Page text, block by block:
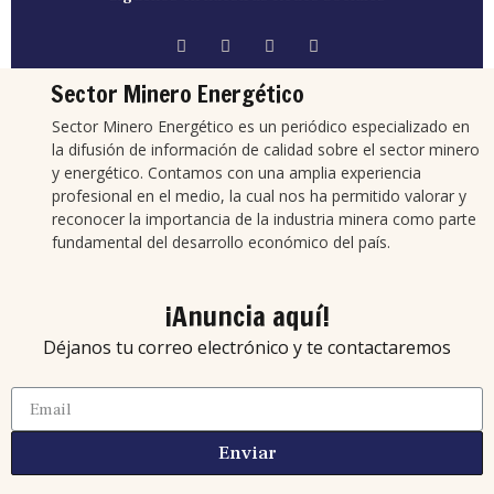
Sector Minero Energético
Sector Minero Energético es un periódico especializado en
la difusión de información de calidad sobre el sector minero
y energético. Contamos con una amplia experiencia
profesional en el medio, la cual nos ha permitido valorar y
reconocer la importancia de la industria minera como parte
fundamental del desarrollo económico del país.
¡Anuncia aquí!
Déjanos tu correo electrónico y te contactaremos
Enviar